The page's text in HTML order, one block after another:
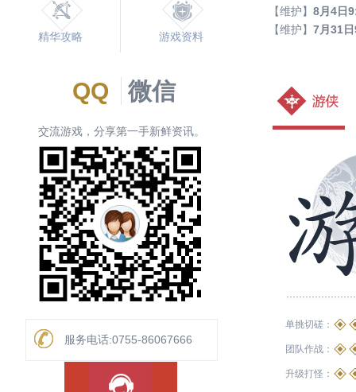
精华攻略 游戏资料
【维护】 8月4日
【维护】 7月31
QQ 微信
交流游戏，分享第一手新鲜资讯。
服务电话:0755-86067666
冲锋陷阵 坚忍为强
查看详情 >>
挥杖御法，天地证心
查看详情 >>
十步成杀 灵闪鬼魅
查看详情 >>
持剑卫道 逆转阴阳
查看详情 >>
单挑切磋：
团队作战：
升级打怪：